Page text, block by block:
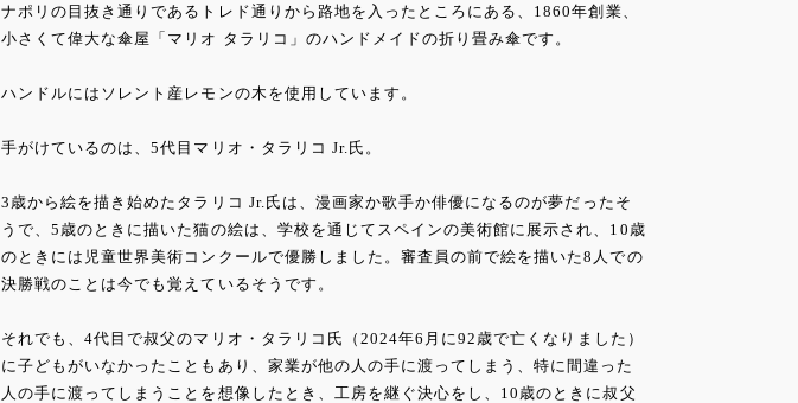
ナポリの目抜き通りであるトレド通りから路地を入ったところにある、1860年創業、
小さくて偉大な傘屋「マリオ タラリコ」のハンドメイドの折り畳み傘です。
ハンドルにはソレント産レモンの木を使用しています。
手がけているのは、5代目マリオ・タラリコ Jr.氏。
3歳から絵を描き始めたタラリコ Jr.氏は、漫画家か歌手か俳優になるのが夢だったそ
うで、5歳のときに描いた猫の絵は、学校を通じてスペインの美術館に展示され、10歳
のときには児童世界美術コンクールで優勝しました。審査員の前で絵を描いた8人での
決勝戦のことは今でも覚えているそうです。
それでも、4代目で叔父のマリオ・タラリコ氏（2024年6月に92歳で亡くなりました）
に子どもがいなかったこともあり、家業が他の人の手に渡ってしまう、特に間違った
人の手に渡ってしまうことを想像したとき、工房を継ぐ決心をし、10歳のときに叔父